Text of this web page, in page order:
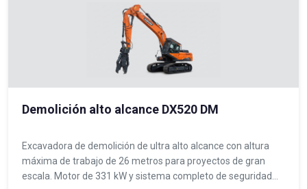
Demolición alto alcance DX520 DM
Excavadora de demolición de ultra alto alcance con altura
máxima de trabajo de 26 metros para proyectos de gran
escala. Motor de 331 kW y sistema completo de seguridad